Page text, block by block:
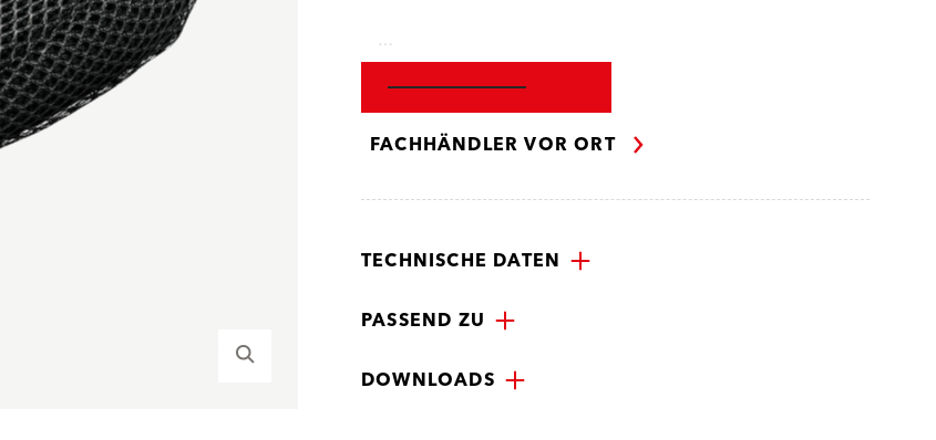
…
FACHHÄNDLER VOR ORT
TECHNISCHE DATEN
PASSEND ZU
DOWNLOADS